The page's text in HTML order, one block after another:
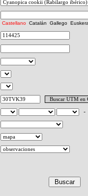
Castellano Catalán Gallego